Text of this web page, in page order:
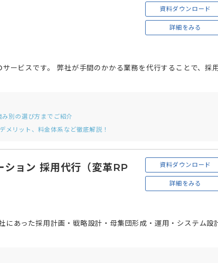
資料ダウンロード
詳細をみる
ービスです。 弊社が手間のかかる業務を代行することで、採
別の選び方までご紹介
メリット、料金体系など徹底解説！
ション 採用代行（変革RP
資料ダウンロード
詳細をみる
あった採用計画・戦略設計・母集団形成・運用・システム設